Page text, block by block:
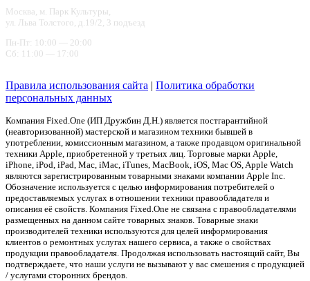
Москва, м. Парк Культуры,
ул. Льва Толстого, д.19/2, 3 подъезд
Пн-Пт: 10:00 — 20:00
Сб: 11:00 — 17:00
Правила использования сайта | Политика обработки
персональных данных
Компания Fixed.One (ИП Дружбин Д.Н.) является постгарантийной
(неавторизованной) мастерской и магазином техники бывшей в
употреблении, комиссионным магазином, а также продавцом оригинальной
техники Apple, приобретенной у третьих лиц. Торговые марки Apple,
iPhone, iPod, iPad, Mac, iMac, iTunes, MacBook, iOS, Mac OS, Apple Watch
являются зарегистрированным товарными знаками компании Apple Inc.
Обозначение используется с целью информирования потребителей о
предоставляемых услугах в отношении техники правообладателя и
описания её свойств. Компания Fixed.One не связана с правообладателями
размещенных на данном сайте товарных знаков. Товарные знаки
производителей техники используются для целей информирования
клиентов о ремонтных услугах нашего сервиса, а также о свойствах
продукции правообладателя. Продолжая использовать настоящий сайт, Вы
подтверждаете, что наши услуги не вызывают у вас смешения с продукцией
/ услугами сторонних брендов.